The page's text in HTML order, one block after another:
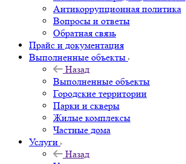
Антикоррупционная политика
Вопросы и ответы
Обратная связь
Прайс и документация
Выполненные объекты
Назад
Выполненные объекты
Городские территории
Парки и скверы
Жилые комплексы
Частные дома
Услуги
Назад